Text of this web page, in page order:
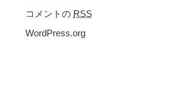
コメントの RSS
WordPress.org